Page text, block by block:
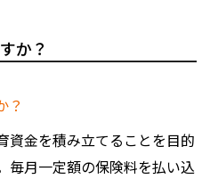
か？
資金を積み立てることを目的
毎月一定額の保険料を払い込